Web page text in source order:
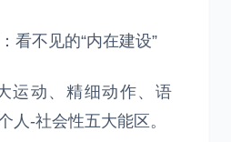
看不见的“内在建设”
运动、精细动作、语
人-社会性五大能区。